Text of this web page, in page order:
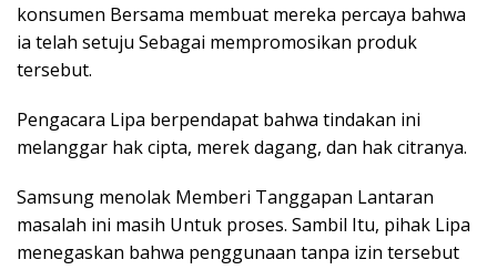
konsumen Bersama membuat mereka percaya bahwa
ia telah setuju Sebagai mempromosikan produk
tersebut.
Pengacara Lipa berpendapat bahwa tindakan ini
melanggar hak cipta, merek dagang, dan hak citranya.
Samsung menolak Memberi Tanggapan Lantaran
masalah ini masih Untuk proses. Sambil Itu, pihak Lipa
menegaskan bahwa penggunaan tanpa izin tersebut